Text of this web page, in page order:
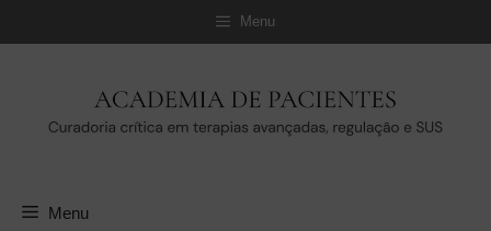
para
Menu
Menu